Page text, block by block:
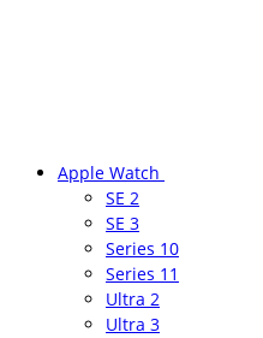
Apple Watch
SE 2
SE 3
Series 10
Series 11
Ultra 2
Ultra 3